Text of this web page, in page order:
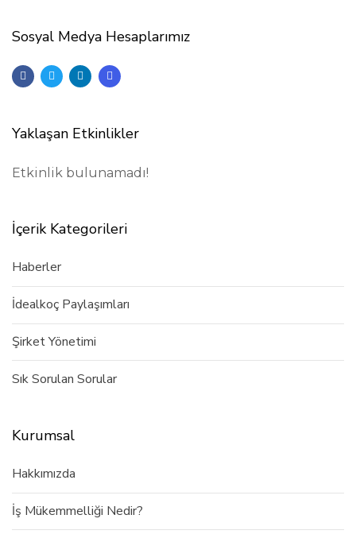
Sosyal Medya Hesaplarımız
Yaklaşan Etkinlikler
Etkinlik bulunamadı!
İçerik Kategorileri
Haberler
İdealkoç Paylaşımları
Şirket Yönetimi
Sık Sorulan Sorular
Kurumsal
Hakkımızda
İş Mükemmelliği Nedir?